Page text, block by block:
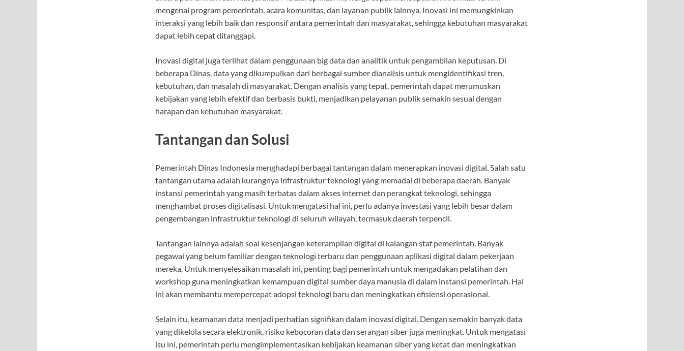
mengenai program pemerintah, acara komunitas, dan layanan publik lainnya. Inovasi ini memungkinkan
interaksi yang lebih baik dan responsif antara pemerintah dan masyarakat, sehingga kebutuhan masyarakat
dapat lebih cepat ditanggapi.
Inovasi digital juga terlihat dalam penggunaan big data dan analitik untuk pengambilan keputusan. Di
beberapa Dinas, data yang dikumpulkan dari berbagai sumber dianalisis untuk mengidentifikasi tren,
kebutuhan, dan masalah di masyarakat. Dengan analisis yang tepat, pemerintah dapat merumuskan
kebijakan yang lebih efektif dan berbasis bukti, menjadikan pelayanan publik semakin sesuai dengan
harapan dan kebutuhan masyarakat.
Tantangan dan Solusi
Pemerintah Dinas Indonesia menghadapi berbagai tantangan dalam menerapkan inovasi digital. Salah satu
tantangan utama adalah kurangnya infrastruktur teknologi yang memadai di beberapa daerah. Banyak
instansi pemerintah yang masih terbatas dalam akses internet dan perangkat teknologi, sehingga
menghambat proses digitalisasi. Untuk mengatasi hal ini, perlu adanya investasi yang lebih besar dalam
pengembangan infrastruktur teknologi di seluruh wilayah, termasuk daerah terpencil.
Tantangan lainnya adalah soal kesenjangan keterampilan digital di kalangan staf pemerintah. Banyak
pegawai yang belum familiar dengan teknologi terbaru dan penggunaan aplikasi digital dalam pekerjaan
mereka. Untuk menyelesaikan masalah ini, penting bagi pemerintah untuk mengadakan pelatihan dan
workshop guna meningkatkan kemampuan digital sumber daya manusia di dalam instansi pemerintah. Hal
ini akan membantu mempercepat adopsi teknologi baru dan meningkatkan efisiensi operasional.
Selain itu, keamanan data menjadi perhatian signifikan dalam inovasi digital. Dengan semakin banyak data
yang dikelola secara elektronik, risiko kebocoran data dan serangan siber juga meningkat. Untuk mengatasi
isu ini, pemerintah perlu mengimplementasikan kebijakan keamanan siber yang ketat dan meningkatkan